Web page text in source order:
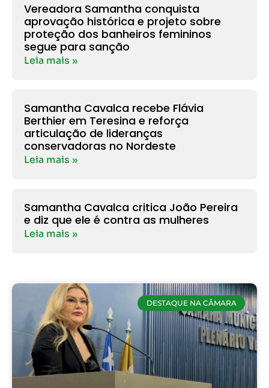
Vereadora Samantha conquista
aprovação histórica e projeto sobre
proteção dos banheiros femininos
segue para sanção
Leia mais »
Samantha Cavalca recebe Flávia
Berthier em Teresina e reforça
articulação de lideranças
conservadoras no Nordeste
Leia mais »
Samantha Cavalca critica João Pereira
e diz que ele é contra as mulheres
Leia mais »
DESTAQUE NA CÂMARA